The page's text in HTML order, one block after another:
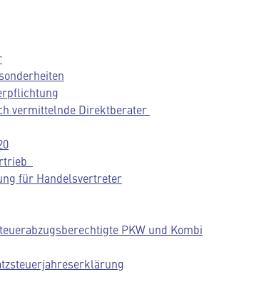
vermittelnde Direktberater
für Handelsvertreter
PKW und Kombi